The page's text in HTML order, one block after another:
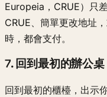
Europeia，CRUE）只
CRUE、簡單更改地址
時，都會支付。
7. 回到最初的辦公桌
回到最初的櫃檯，出示